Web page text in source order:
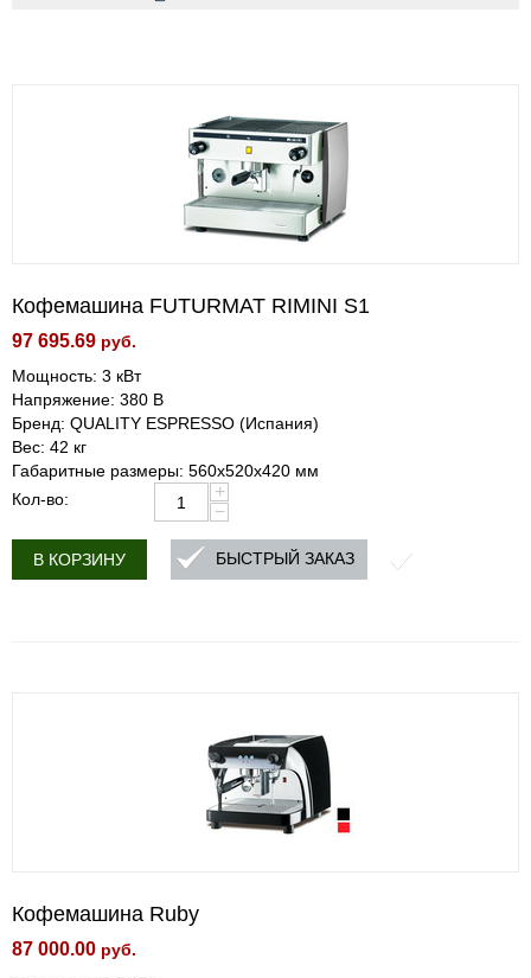
Кофемашина FUTURMAT RIMINI S1
97 695.69 руб.
Мощность: 3 кВт
Напряжение: 380 В
Бренд: QUALITY ESPRESSO (Испания)
Вес: 42 кг
Габаритные размеры: 560х520х420 мм
Кол-во:
+
−
В КОРЗИНУ БЫСТРЫЙ ЗАКАЗ
Кофемашина Ruby
87 000.00 руб.